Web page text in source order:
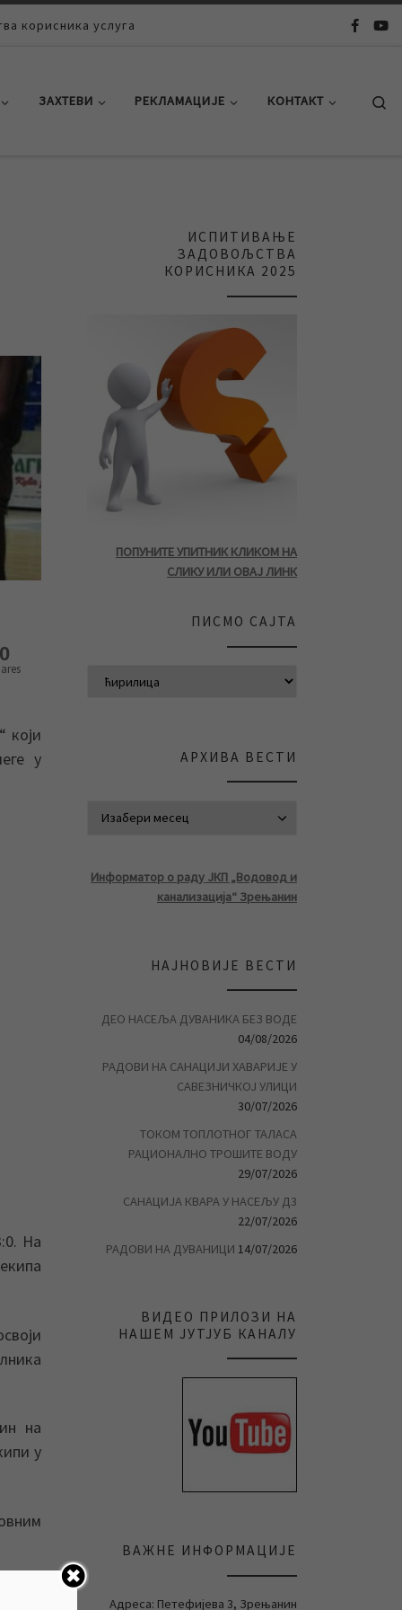
корисника услуга
ЗАХТЕВИ РЕКЛАМАЦИЈЕ КОНТАКТ
0
који
у
На
на
у
ИСПИТИВАЊЕ
ЗАДОВОЉСТВА
КОРИСНИКА 2025
ПОПУНИТЕ УПИТНИК КЛИКОМ НА
СЛИКУ ИЛИ ОВАЈ ЛИНК
ПИСМО САЈТА
АРХИВА ВЕСТИ
Информатор о раду ЈКП „Водовод и
канализација“ Зрењанин
НАЈНОВИЈЕ ВЕСТИ
ДЕО НАСЕЉА ДУВАНИКА БЕЗ ВОДЕ
04/08/2026
РАДОВИ НА САНАЦИЈИ ХАВАРИЈЕ У
САВЕЗНИЧКОЈ УЛИЦИ
30/07/2026
ТОКОМ ТОПЛОТНОГ ТАЛАСА
РАЦИОНАЛНО ТРОШИТЕ ВОДУ
29/07/2026
САНАЦИЈА КВАРА У НАСЕЉУ Д3
22/07/2026
РАДОВИ НА ДУВАНИЦИ 14/07/2026
ВИДЕО ПРИЛОЗИ НА
НАШЕМ ЈУТЈУБ КАНАЛУ
ВАЖНЕ ИНФОРМАЦИЈЕ
Адреса: Петефијева 3, Зрењанин